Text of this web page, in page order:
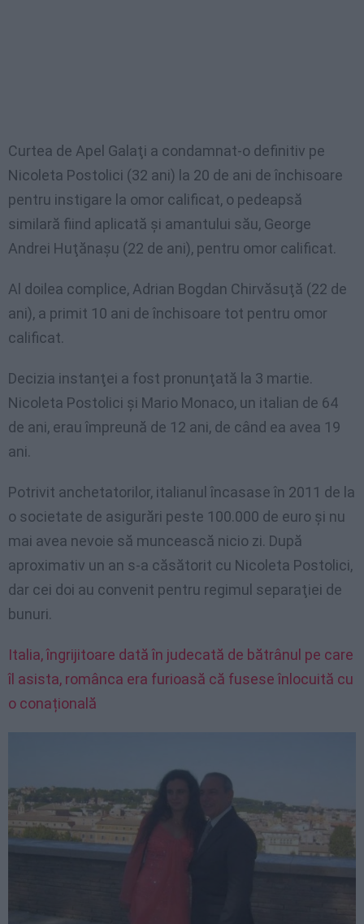
Curtea de Apel Galaţi a condamnat-o definitiv pe
Nicoleta Postolici (32 ani) la 20 de ani de închisoare
pentru instigare la omor calificat, o pedeapsă
similară fiind aplicată şi amantului său, George
Andrei Huţănaşu (22 de ani), pentru omor calificat.
Al doilea complice, Adrian Bogdan Chirvăsuţă (22 de
ani), a primit 10 ani de închisoare tot pentru omor
calificat.
Decizia instanţei a fost pronunţată la 3 martie.
Nicoleta Postolici şi Mario Monaco, un italian de 64
de ani, erau împreună de 12 ani, de când ea avea 19
ani.
Potrivit anchetatorilor, italianul încasase în 2011 de la
o societate de asigurări peste 100.000 de euro şi nu
mai avea nevoie să muncească nicio zi. După
aproximativ un an s-a căsătorit cu Nicoleta Postolici,
dar cei doi au convenit pentru regimul separaţiei de
bunuri.
Italia, îngrijitoare dată în judecată de bătrânul pe care
îl asista, românca era furioasă că fusese înlocuită cu
o conațională